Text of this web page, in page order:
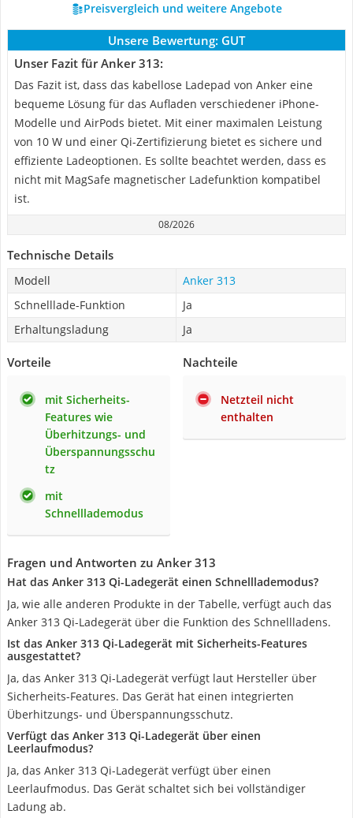
Preisvergleich und weitere Angebote
Unsere Bewertung: GUT
Unser Fazit für Anker 313:
Das Fazit ist, dass das kabellose Ladepad von Anker eine
bequeme Lösung für das Aufladen verschiedener iPhone-
Modelle und AirPods bietet. Mit einer maximalen Leistung
von 10 W und einer Qi-Zertifizierung bietet es sichere und
effiziente Ladeoptionen. Es sollte beachtet werden, dass es
nicht mit MagSafe magnetischer Ladefunktion kompatibel
ist.
08/2026
Technische Details
Modell
Anker 313
Schnelllade-Funktion
Ja
Erhaltungsladung
Ja
Vorteile
mit Sicherheits-
Features wie
Überhitzungs- und
Überspannungsschu
tz
mit
Schnelllademodus
Nachteile
Netzteil nicht
enthalten
Fragen und Antworten zu Anker 313
Hat das Anker 313 Qi-Ladegerät einen Schnelllademodus?
Ja, wie alle anderen Produkte in der Tabelle, verfügt auch das
Anker 313 Qi-Ladegerät über die Funktion des Schnellladens.
Ist das Anker 313 Qi-Ladegerät mit Sicherheits-Features
ausgestattet?
Ja, das Anker 313 Qi-Ladegerät verfügt laut Hersteller über
Sicherheits-Features. Das Gerät hat einen integrierten
Überhitzungs- und Überspannungsschutz.
Verfügt das Anker 313 Qi-Ladegerät über einen
Leerlaufmodus?
Ja, das Anker 313 Qi-Ladegerät verfügt über einen
Leerlaufmodus. Das Gerät schaltet sich bei vollständiger
Ladung ab.